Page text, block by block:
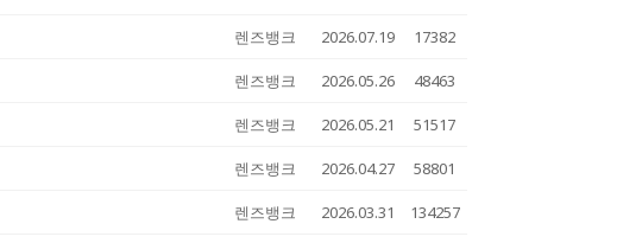
렌즈뱅크 2026.07.19 17382
렌즈뱅크 2026.05.26 48463
렌즈뱅크 2026.05.21 51517
렌즈뱅크 2026.04.27 58801
렌즈뱅크 2026.03.31 134257